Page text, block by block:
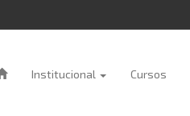
Institucional Cursos